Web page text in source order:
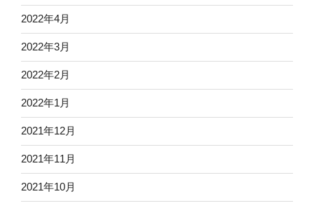
2022年4月
2022年3月
2022年2月
2022年1月
2021年12月
2021年11月
2021年10月